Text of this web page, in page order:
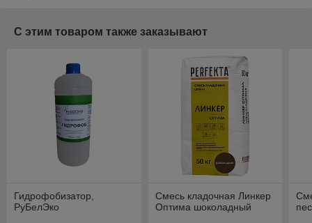
С этим товаром также заказывают
Гидрофобизатор,
РуБелЭко
Смесь кладочная Линкер
Оптима шоколадный